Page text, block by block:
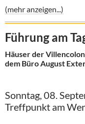
(mehr anzeigen...)
Führung am
Häuser der
dem Büro August
Sonntag, 08.
Treffpunkt am